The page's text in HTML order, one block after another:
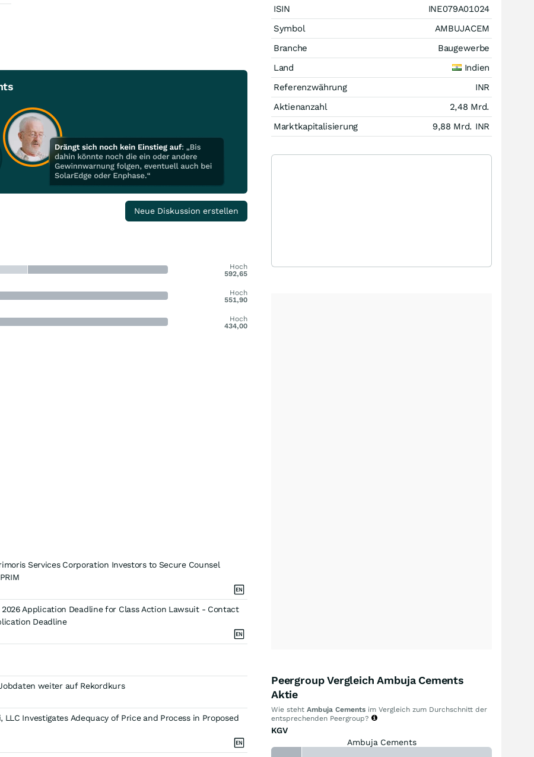
Neue Diskussion erstellen
Hoch
592,65
Hoch
551,90
Hoch
434,00
Services Corporation Investors to Secure Counsel
Application Deadline for Class Action Lawsuit - Contact
Deadline
weiter auf Rekordkurs
Investigates Adequacy of Price and Process in Proposed
ISIN
INE079A01024
Symbol
AMBUJACEM
Branche
Baugewerbe
Land
Indien
Referenzwährung
INR
Aktienanzahl
2,48 Mrd.
Marktkapitalisierung
9,88 Mrd. INR
Peergroup Vergleich Ambuja Cements
Aktie
Wie steht Ambuja Cements im Vergleich zum Durchschnitt der
entsprechenden Peergroup?
KGV
Ambuja Cements